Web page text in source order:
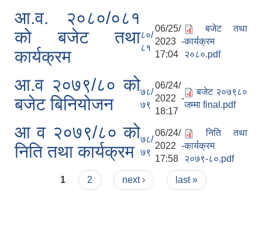
आ.व. २०८०/०८१
को बजेट तथा
कार्यक्रम
८०/
८१
06/25/
2023 -
17:04
बजेट तथा
कार्यक्रम
२०८०.pdf
आ.व २०७९/८० को
बजेट बिनियोजन
७८/
७९
06/24/
2022 -
18:17
बजेट २०७९८०
जम्मा final.pdf
आ व २०७९/८० को
निति तथा कार्यक्रम
७८/
७९
06/24/
2022 -
17:58
निति तथा
कार्यक्रम
२०७९-८०.pdf
Pages
1 2 next › last »